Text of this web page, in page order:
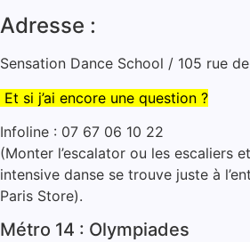
Adresse :
Sensation Dance School / 105 rue
Et si j’ai encore une question ?
Infoline : 07 67 06 10 22
(Monter l’escalator ou les escaliers
intensive danse se trouve juste à
Paris Store).
Métro 14 : Olympiades